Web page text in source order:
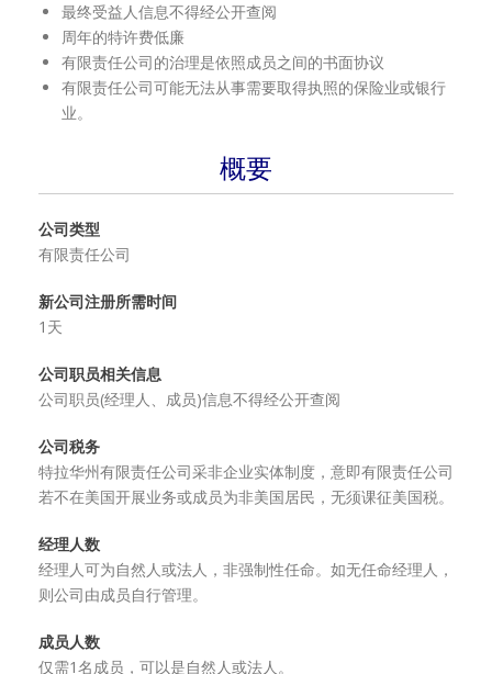
最终受益人信息不得经公开查阅
周年的特许费低廉
有限责任公司的治理是依照成员之间的书面协议
有限责任公司可能无法从事需要取得执照的保险业或银行
业。
概要
公司类型
有限责任公司
新公司注册所需时间
1天
公司职员相关信息
公司职员(经理人、成员)信息不得经公开查阅
公司税务
特拉华州有限责任公司采非企业实体制度，意即有限责任公司
若不在美国开展业务或成员为非美国居民，无须课征美国税。
经理人数
经理人可为自然人或法人，非强制性任命。如无任命经理人，
则公司由成员自行管理。
成员人数
仅需1名成员，可以是自然人或法人。